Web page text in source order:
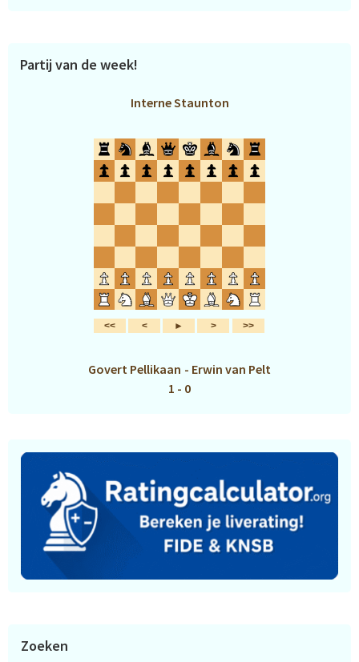
Partij van de week!
Interne Staunton
Govert Pellikaan - Erwin van Pelt
1 - 0
Zoeken